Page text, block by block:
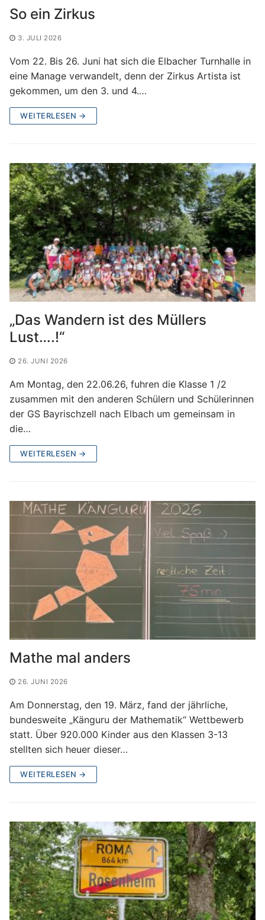
So ein Zirkus
3. JULI 2026
Vom 22. Bis 26. Juni hat sich die Elbacher Turnhalle in
eine Manage verwandelt, denn der Zirkus Artista ist
gekommen, um den 3. und 4.…
WEITERLESEN →
„Das Wandern ist des Müllers
Lust….!“
26. JUNI 2026
Am Montag, den 22.06.26, fuhren die Klasse 1 /2
zusammen mit den anderen Schülern und Schülerinnen
der GS Bayrischzell nach Elbach um gemeinsam in
die…
WEITERLESEN →
Mathe mal anders
26. JUNI 2026
Am Donnerstag, den 19. März, fand der jährliche,
bundesweite „Känguru der Mathematik“ Wettbewerb
statt. Über 920.000 Kinder aus den Klassen 3-13
stellten sich heuer dieser…
WEITERLESEN →